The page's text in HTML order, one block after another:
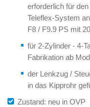
erforderlich für
Teleflex-System
F8 / F9.9 PS mit
für 2-Zylinder - 4-
Fabrikation ab
der Lenkzug /
in das Kipprohr
Zustand: neu in OVP